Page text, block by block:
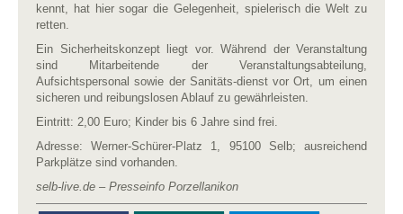
kennt, hat hier sogar die Gelegenheit, spielerisch die Welt zu
retten.
Ein Sicherheitskonzept liegt vor. Während der Veranstaltung
sind Mitarbeitende der Veranstaltungsabteilung,
Aufsichtspersonal sowie der Sanitäts-dienst vor Ort, um einen
sicheren und reibungslosen Ablauf zu gewährleisten.
Eintritt: 2,00 Euro; Kinder bis 6 Jahre sind frei.
Adresse: Werner-Schürer-Platz 1, 95100 Selb; ausreichend
Parkplätze sind vorhanden.
selb-live.de – Presseinfo Porzellanikon